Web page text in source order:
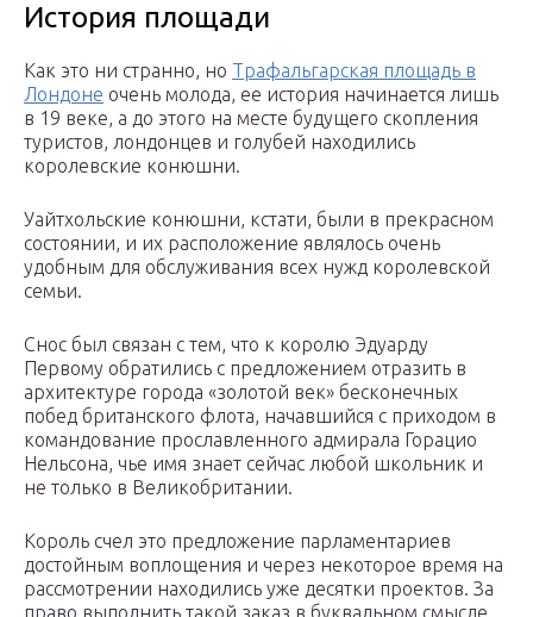
История площади
Как это ни странно, но Трафальгарская площадь в
Лондоне очень молода, ее история начинается лишь
в 19 веке, а до этого на месте будущего скопления
туристов, лондонцев и голубей находились
королевские конюшни.
Уайтхольские конюшни, кстати, были в прекрасном
состоянии, и их расположение являлось очень
удобным для обслуживания всех нужд королевской
семьи.
Снос был связан с тем, что к королю Эдуарду
Первому обратились с предложением отразить в
архитектуре города «золотой век» бесконечных
побед британского флота, начавшийся с приходом в
командование прославленного адмирала Горацио
Нельсона, чье имя знает сейчас любой школьник и
не только в Великобритании.
Король счел это предложение парламентариев
достойным воплощения и через некоторое время на
рассмотрении находились уже десятки проектов. За
право выполнить такой заказ в буквальном смысле